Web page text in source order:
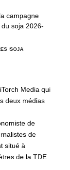
campagne
soja 2026-
SOJA
Media qui
deux médias
de
de
situé à
de la TDE.